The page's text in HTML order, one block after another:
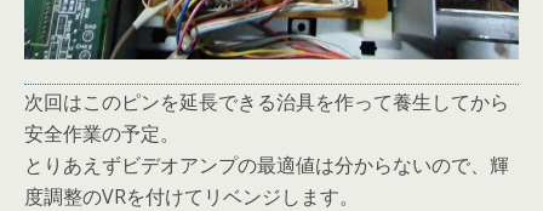
次回はこのピンを延長できる治具を作って養生してから
安全作業の予定。
とりあえずビデオアンプの最適値は分からないので、輝
度調整のVRを付けてリベンジします。